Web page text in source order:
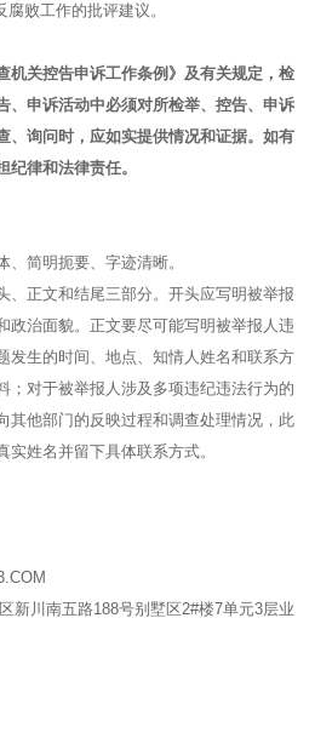
败工作的批评建议。
机关控告申诉工作条例》及有关规定，检
、申诉活动中必须对所检举、控告、申诉
、询问时，应如实提供情况和证据。如有
律和法律责任。
简明扼要、字迹清晰。
、正文和结尾三部分。开头应写明被举报
政治面貌。正文要尽可能写明被举报人违
发生的时间、地点、知情人姓名和联系方
；对于被举报人涉及多项违纪违法行为的
其他部门的反映过程和调查处理情况，此
姓名并留下具体联系方式。
新川南五路188号别墅区2#楼7单元3层业